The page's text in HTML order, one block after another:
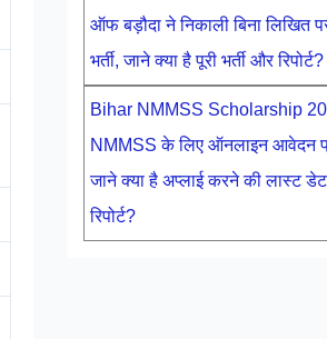
ऑफ बड़ौदा ने निकाली बिना लिखित
भर्ती, जाने क्या है पूरी भर्ती और रिपोर्ट?
Bihar NMMSS Scholarship
NMMSS के लिए ऑनलाइन आवेदन
जाने क्या है अप्लाई करने की लास्ट
रिपोर्ट?